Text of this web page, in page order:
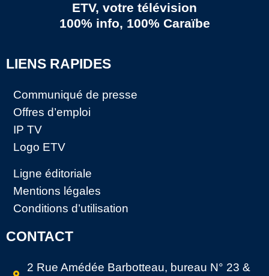
ETV, votre télévision
100% info, 100% Caraïbe
LIENS RAPIDES
Communiqué de presse
Offres d’emploi
IP TV
Logo ETV
Ligne éditoriale
Mentions légales
Conditions d’utilisation
CONTACT
2 Rue Amédée Barbotteau, bureau N° 23 &